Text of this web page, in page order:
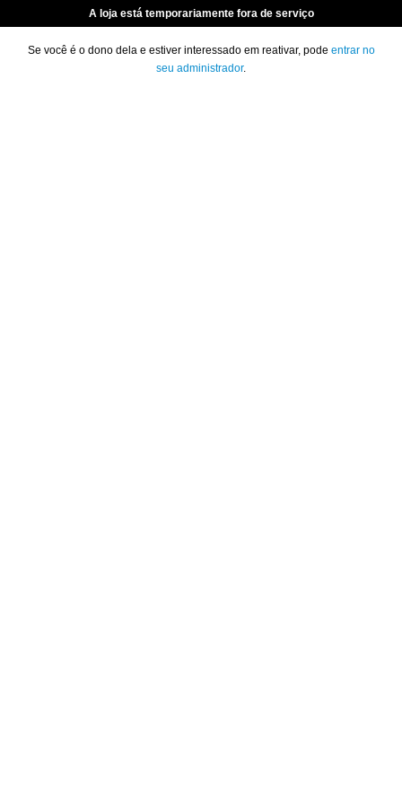
A loja está temporariamente fora de serviço
Se você é o dono dela e estiver interessado em reativar, pode entrar no
seu administrador.